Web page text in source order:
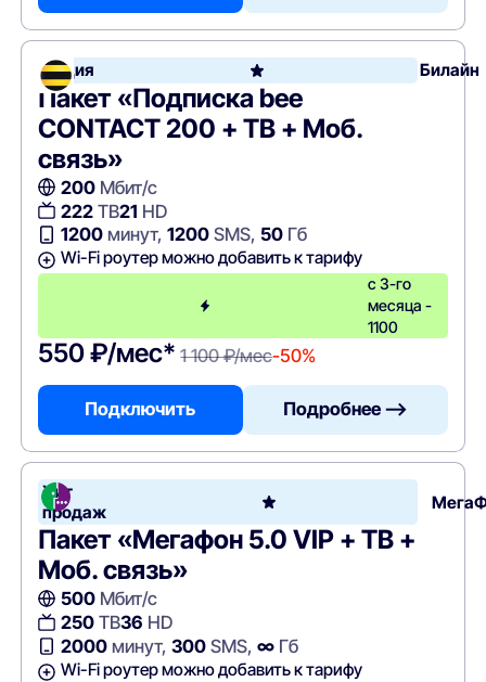
Акция Билайн
Пакет «Подписка bee
CONTACT 200 + ТВ + Моб.
связь»
200Мбит/с
222ТВ21 HD
1200минут, 1200SMS, 50Гб
Wi-Fi роутер можно добавить к тарифу
с 3-го
месяца -
1100
550 ₽/мес* 1 100 ₽/мес-50%
Подключить Подробнее —>
Хит
продаж
Пакет «Мегафон 5.0 VIP + ТВ +
Моб. связь»
500Мбит/с
250ТВ36 HD
2000минут, 300SMS, ∞Гб
Wi-Fi роутер можно добавить к тарифу